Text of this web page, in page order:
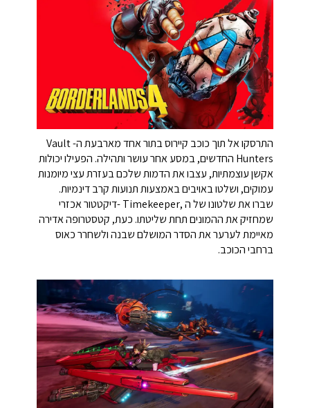
התרסקו אל תוך כוכב קיירוס בתור אחד מארבעת ה- Vault
Hunters החדשים, במסע אחר עושר ותהילה. הפעילו יכולות
אקשן עוצמתיות, עצבו את הדמות שלכם בעזרת עצי מיומנות
עמוקים, ושלטו באויבים באמצעות תנועות קרב דינמיות.
שברו את שלטונו של ה ,Timekeeper -דיקטטור אכזרי
שמחזיק את ההמונים תחת שליטתו. כעת, קטסטרופה אדירה
מאיימת לערער את הסדר המושלם שבנה ולשחרר כאוס
ברחבי הכוכב.